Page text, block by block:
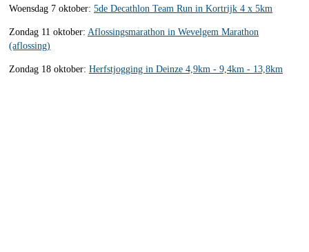
Woensdag 7 oktober: 5de Decathlon Team Run in Kortrijk 4 x 5km
Zondag 11 oktober: Aflossingsmarathon in Wevelgem Marathon
(aflossing)
Zondag 18 oktober: Herfstjogging in Deinze 4,9km - 9,4km - 13,8km